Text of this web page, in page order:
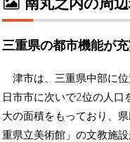
三重県の都市機能が
津市は、三重県中部に
日市市に次いで2位の人
大の面積をもっており、
重県立美術館」の文教施設